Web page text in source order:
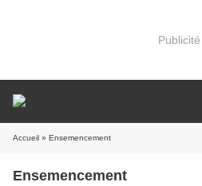
Publicité
Accueil » Ensemencement
Ensemencement